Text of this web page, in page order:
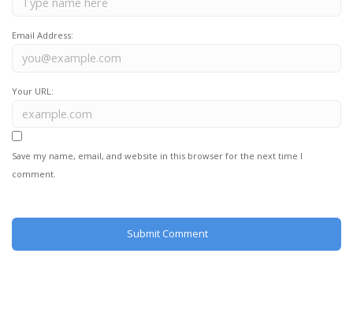
Email Address:
Your URL:
Save my name, email, and website in this browser for the next time I
comment.